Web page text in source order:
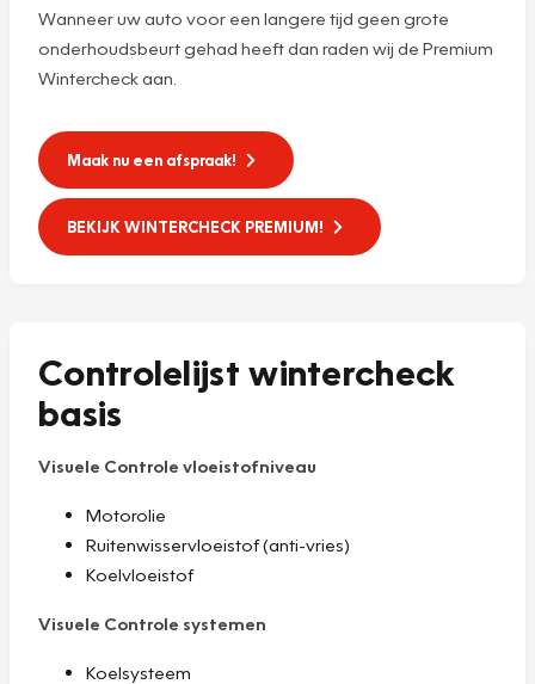
Wanneer uw auto voor een langere tijd geen grote
onderhoudsbeurt gehad heeft dan raden wij de Premium
Wintercheck aan.
Maak nu een afspraak!
BEKIJK WINTERCHECK PREMIUM!
Controlelijst wintercheck
basis
Visuele Controle vloeistofniveau
Motorolie
Ruitenwisservloeistof (anti-vries)
Koelvloeistof
Visuele Controle systemen
Koelsysteem